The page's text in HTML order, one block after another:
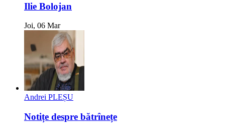
Ilie Bolojan
Joi, 06 Mar
Andrei PLEȘU
Notițe despre bătrînețe